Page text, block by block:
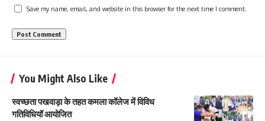
Save my name, email, and website in this browser for the next time I comment.
You Might Also Like
स्वच्छता पखवाड़ा के तहत कमला कॉलेज में विविध
गतिविधियॉ आयोजित